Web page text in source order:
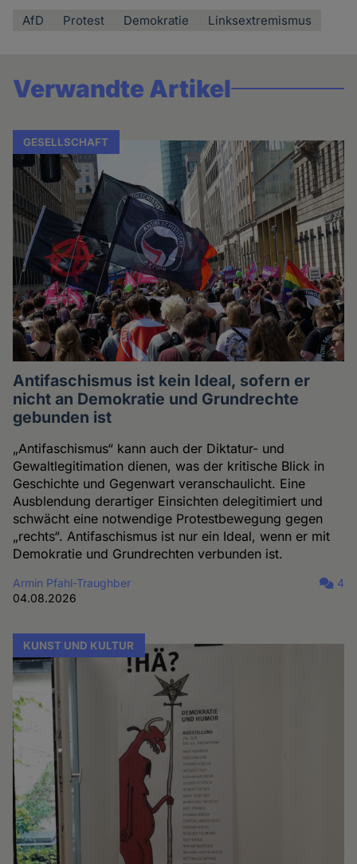
AfD Protest Demokratie Linksextremismus
Verwandte Artikel
GESELLSCHAFT
Antifaschismus ist kein Ideal, sofern er
nicht an Demokratie und Grundrechte
gebunden ist
„Antifaschismus“ kann auch der Diktatur- und
Gewaltlegitimation dienen, was der kritische Blick in
Geschichte und Gegenwart veranschaulicht. Eine
Ausblendung derartiger Einsichten delegitimiert und
schwächt eine notwendige Protestbewegung gegen
„rechts“. Antifaschismus ist nur ein Ideal, wenn er mit
Demokratie und Grundrechten verbunden ist.
Armin Pfahl-Traughber
04.08.2026
4
KUNST UND KULTUR